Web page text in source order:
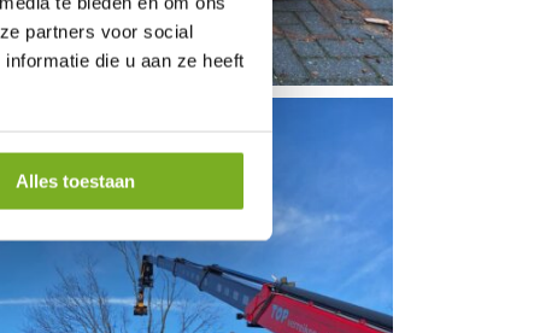
partners voor social
die u aan ze heeft
Alles toestaan